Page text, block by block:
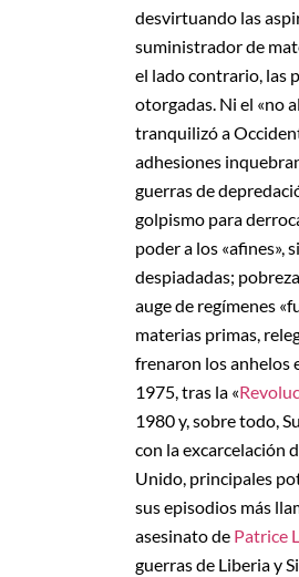
desvirtuando las
suministrador de
el lado contrario, las
otorgadas. Ni el «no
tranquilizó a
adhesiones
guerras de
golpismo para
poder a los «afines»,
despiadadas;
auge de regímenes
materias primas,
frenaron los anhelos
1975, tras la «
1980 y, sobre todo,
con la excarcelación
Unido, principales
sus episodios más
asesinato de Patrice
guerras de Liberia y